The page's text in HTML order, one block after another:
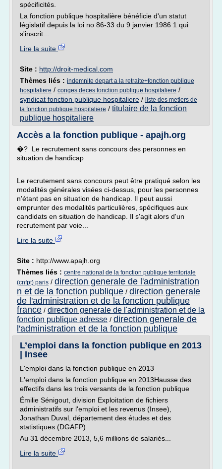
spécificités.
La fonction publique hospitalière bénéficie d'un statut
législatif depuis la loi no 86-33 du 9 janvier 1986 1 qui
s'inscrit...
Lire la suite
Site : http://droit-medical.com
Thèmes liés : indemnite depart a la retraite+fonction publique
hospitaliere / conges deces fonction publique hospitaliere /
syndicat fonction publique hospitaliere / liste des metiers de
la fonction publique hospitaliere / titulaire de la fonction
publique hospitaliere
Accès a la fonction publique - apajh.org
�? Le recrutement sans concours des personnes en
situation de handicap
Le recrutement sans concours peut être pratiqué selon les
modalités générales visées ci-dessus, pour les personnes
n'étant pas en situation de handicap. Il peut aussi
emprunter des modalités particulières, spécifiques aux
candidats en situation de handicap. Il s'agit alors d'un
recrutement par voie...
Lire la suite
Site : http://www.apajh.org
Thèmes liés : centre national de la fonction publique territoriale
(cnfpt) paris / direction generale de l'administration
n et de la fonction publique / direction generale
de l'administration et de la fonction publique
france / direction generale de l'administration et de la
fonction publique adresse / direction generale de
l'administration et de la fonction publique
L’emploi dans la fonction publique en 2013
| Insee
L'emploi dans la fonction publique en 2013
L'emploi dans la fonction publique en 2013Hausse des
effectifs dans les trois versants de la fonction publique
Émilie Sénigout, division Exploitation de fichiers
administratifs sur l'emploi et les revenus (Insee),
Jonathan Duval, département des études et des
statistiques (DGAFP)
Au 31 décembre 2013, 5,6 millions de salariés...
Lire la suite